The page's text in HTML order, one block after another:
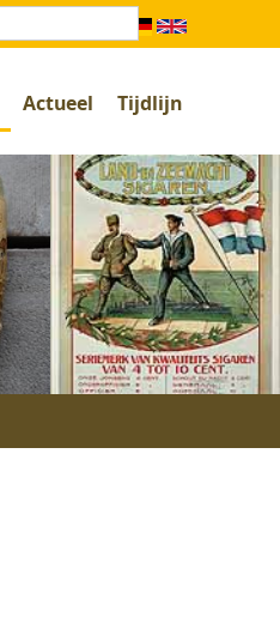
Actueel Tijdlijn